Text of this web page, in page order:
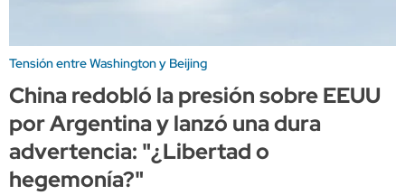
Tensión entre Washington y Beijing
China redobló la presión sobre EEUU
por Argentina y lanzó una dura
advertencia: "¿Libertad o
hegemonía?"